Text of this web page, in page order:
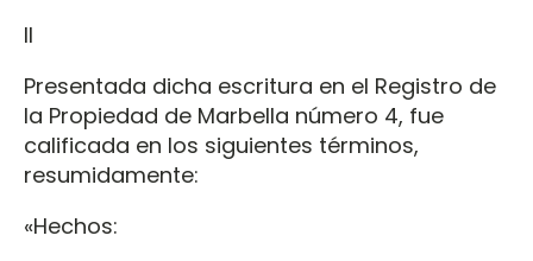
II
Presentada dicha escritura en el Registro de
la Propiedad de Marbella número 4, fue
calificada en los siguientes términos,
resumidamente:
«Hechos: